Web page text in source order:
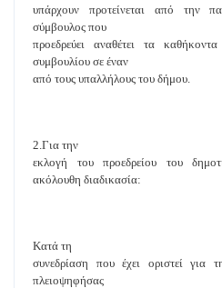
υπάρχουν προτείνεται από την
σύμβουλος που
προεδρεύει αναθέτει τα
συμβουλίου σε έναν
από τους υπαλλήλους του δήμου.
2.Για την
εκλογή του προεδρείου του
ακόλουθη διαδικασία:
Κατά τη
συνεδρίαση που έχει οριστεί για
πλειοψηφήσας